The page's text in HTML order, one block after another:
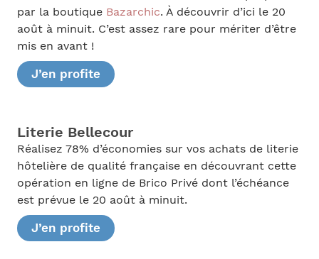
par la boutique Bazarchic. À découvrir d’ici le 20
août à minuit. C’est assez rare pour mériter d’être
mis en avant !
J’en profite
Literie Bellecour
Réalisez 78% d’économies sur vos achats de literie
hôtelière de qualité française en découvrant cette
opération en ligne de Brico Privé dont l’échéance
est prévue le 20 août à minuit.
J’en profite